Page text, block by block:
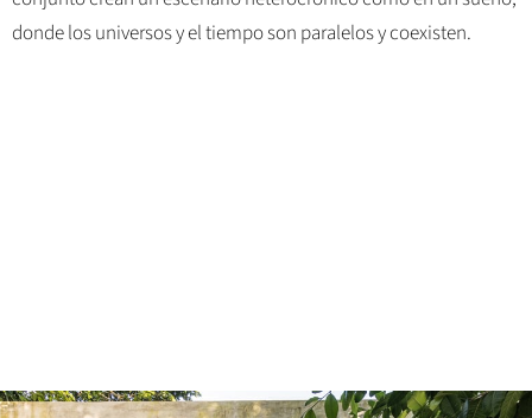
donde los universos y el tiempo son paralelos y coexisten.